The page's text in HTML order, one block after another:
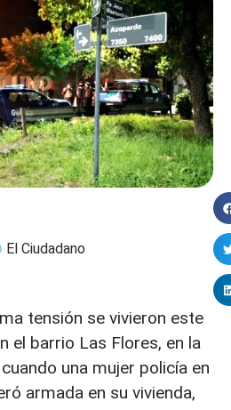
El Ciudadano
tensión se vivieron este
el barrio Las Flores, en la
una mujer policía en
armada en su vivienda,